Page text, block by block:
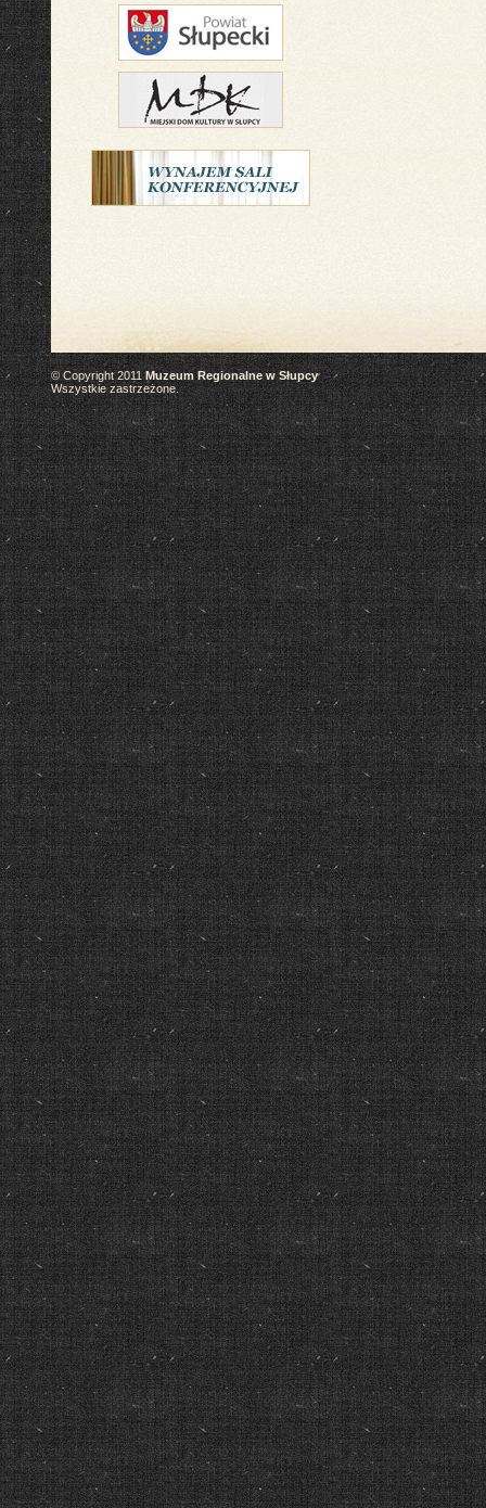
© Copyright 2011Muzeum Regionalne w Słupcy
Wszystkie zastrzeżone.